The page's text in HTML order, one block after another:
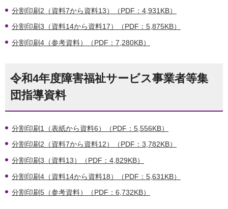
分割印刷2（資料7から資料13）（PDF：4,931KB）
分割印刷3（資料14から資料17）（PDF：5,875KB）
分割印刷4（参考資料）（PDF：7,280KB）
令和4年度障害福祉サービス事業者等集
団指導資料
分割印刷1（表紙から資料6）（PDF：5,556KB）
分割印刷2（資料7から資料12）（PDF：3,782KB）
分割印刷3（資料13）（PDF：4,829KB）
分割印刷4（資料14から資料18）（PDF：5,631KB）
分割印刷5（参考資料）（PDF：6,732KB）